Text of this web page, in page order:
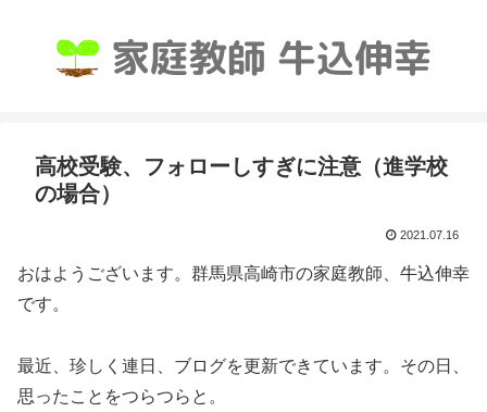
高校受験、フォローしすぎに注意（進学校
の場合）
2021.07.16
おはようございます。群馬県高崎市の家庭教師、牛込伸幸
です。
最近、珍しく連日、ブログを更新できています。その日、
思ったことをつらつらと。